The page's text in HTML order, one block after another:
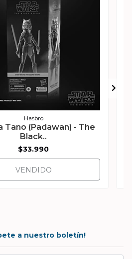
Hasbro
Tano (Padawan) - The
Black..
$33.990
VENDIDO
a nuestro boletín!